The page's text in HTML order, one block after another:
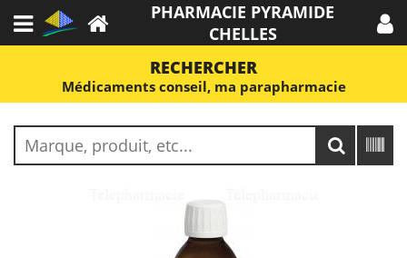
PHARMACIE PYRAMIDE
CHELLES
RECHERCHER
Médicaments conseil, ma parapharmacie